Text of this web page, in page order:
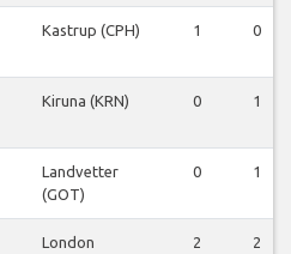
Kastrup (CPH) 1 0
Kiruna (KRN) 0 1
Landvetter
(GOT)
0 1
London
2 2